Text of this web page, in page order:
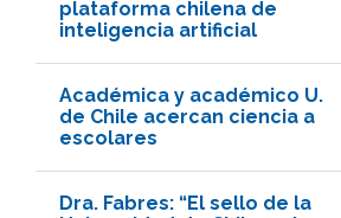
plataforma chilena de
inteligencia artificial
Académica y académico U.
de Chile acercan ciencia a
escolares
Dra. Fabres: “El sello de la